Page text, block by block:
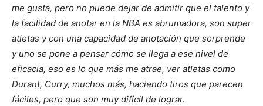
me gusta, pero no puede dejar de admitir que el talento y
la facilidad de anotar en la NBA es abrumadora, son super
atletas y con una capacidad de anotación que sorprende
y uno se pone a pensar cómo se llega a ese nivel de
eficacia, eso es lo que más me atrae, ver atletas como
Durant, Curry, muchos más, haciendo tiros que parecen
fáciles, pero que son muy difícil de lograr.